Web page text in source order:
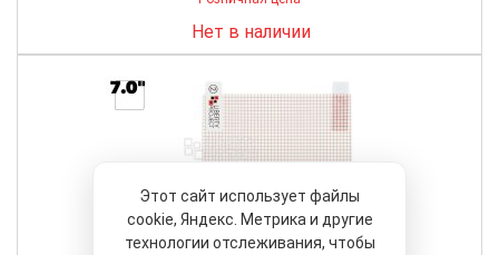
Нет в наличии
Этот сайт использует файлы
cookie, Яндекс. Метрика и другие
технологии отслеживания, чтобы